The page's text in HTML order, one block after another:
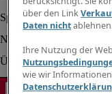
über den Link
Daten nicht
Ihre Nutzung der
wie wir